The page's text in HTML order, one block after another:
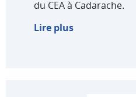
du CEA à Cadarache.
Lire plus